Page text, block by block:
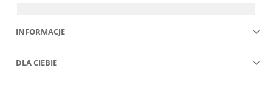
INFORMACJE
DLA CIEBIE